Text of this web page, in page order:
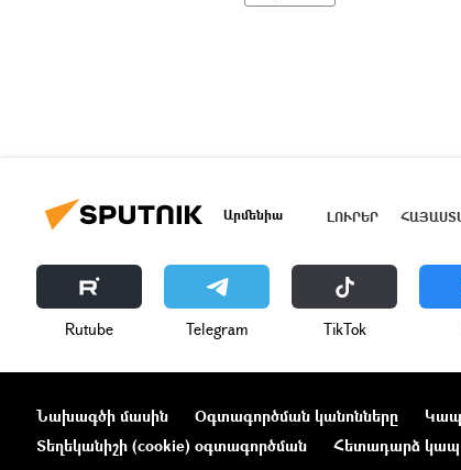
Արմենիա ԼՈՒՐԵՐ
Rutube Telegram ТikТоk
Նախագծի մասին Օգտագործման կանոնները Կապ
Տեղեկանիշի (cookie) օգտագործման
Հետադարձ կապ